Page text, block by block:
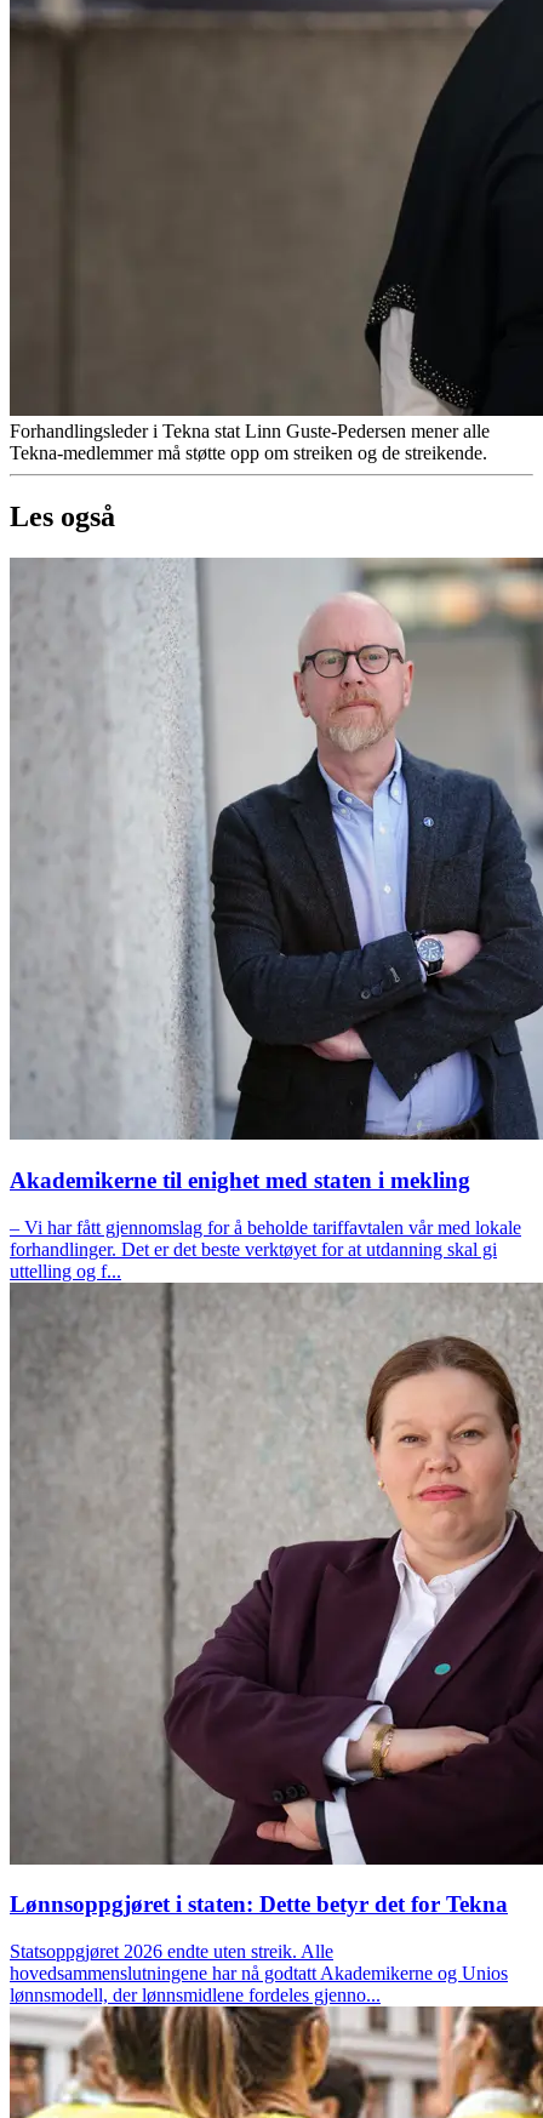
Forhandlingsleder i Tekna stat Linn Guste-Pedersen mener alle
Tekna-medlemmer må støtte opp om streiken og de streikende.
Les også
Akademikerne til enighet med staten i mekling
– Vi har fått gjennomslag for å beholde tariffavtalen vår med lokale
forhandlinger. Det er det beste verktøyet for at utdanning skal gi
uttelling og f...
Lønnsoppgjøret i staten: Dette betyr det for Tekna
Statsoppgjøret 2026 endte uten streik. Alle
hovedsammenslutningene har nå godtatt Akademikerne og Unios
lønnsmodell, der lønnsmidlene fordeles gjenno...